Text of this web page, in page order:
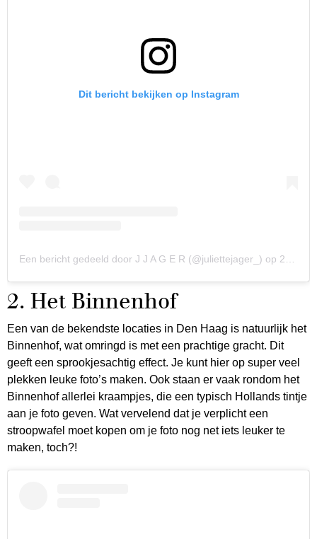
Dit bericht bekijken op Instagram
Een bericht gedeeld door J J A G E R (@juliettejager_) op 24 Sep 2018 om 10:18 (PDT)
2. Het Binnenhof
Een van de bekendste locaties in Den Haag is natuurlijk het
Binnenhof, wat omringd is met een prachtige gracht. Dit
geeft een sprookjesachtig effect. Je kunt hier op super veel
plekken leuke foto’s maken. Ook staan er vaak rondom het
Binnenhof allerlei kraampjes, die een typisch Hollands tintje
aan je foto geven. Wat vervelend dat je verplicht een
stroopwafel moet kopen om je foto nog net iets leuker te
maken, toch?!